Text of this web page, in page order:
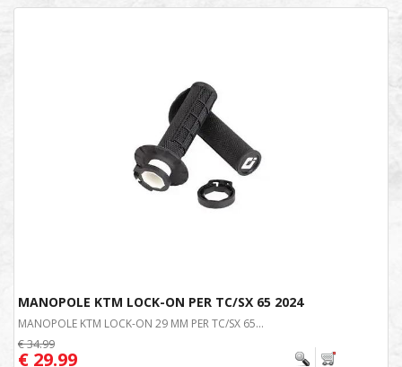
MANOPOLE KTM LOCK-ON PER TC/SX 65 2024
MANOPOLE KTM LOCK-ON 29 MM PER TC/SX 65...
€ 34.99
€ 29.99